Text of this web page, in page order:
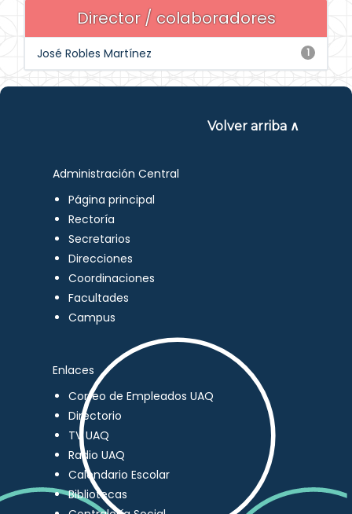
Director / colaboradores
1
José Robles Martínez
Volver arriba ∧
Administración Central
Página principal
Rectoría
Secretarios
Direcciones
Coordinaciones
Facultades
Campus
Enlaces
Correo de Empleados UAQ
Directorio
TV UAQ
Radio UAQ
Calendario Escolar
Bibliotecas